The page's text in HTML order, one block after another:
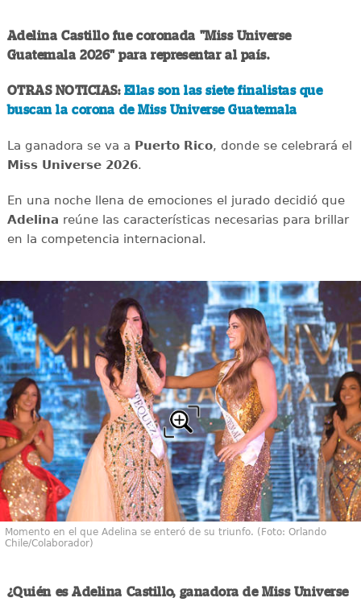
Adelina Castillo fue coronada "Miss Universe
Guatemala 2026" para representar al país.
OTRAS NOTICIAS: Ellas son las siete finalistas que
buscan la corona de Miss Universe Guatemala
La ganadora se va a Puerto Rico, donde se celebrará el
Miss Universe 2026.
En una noche llena de emociones el jurado decidió que
Adelina reúne las características necesarias para brillar
en la competencia internacional.
Momento en el que Adelina se enteró de su triunfo. (Foto: Orlando
Chile/Colaborador)
¿Quién es Adelina Castillo, ganadora de Miss Universe